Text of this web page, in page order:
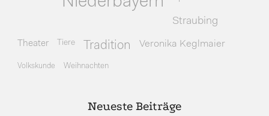
Straubing
Theater Tiere Tradition Veronika Keglmaier
Volkskunde Weihnachten
Neueste Beiträge